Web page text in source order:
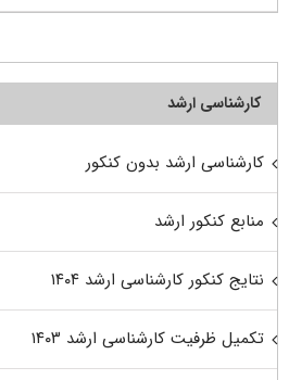
کارشناسی ارشد
کارشناسی ارشد بدون کنکور
منابع کنکور ارشد
نتایج کنکور کارشناسی ارشد ۱۴۰۴
تکمیل ظرفیت کارشناسی ارشد ۱۴۰۳